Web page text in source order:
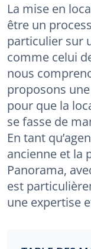
La mise en
être un
particulier sur
comme celui
nous
proposons
pour que la
se fasse de
En tant
ancienne et la
Panorama,
est
une expertise